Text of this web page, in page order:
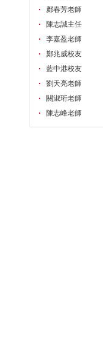
鄺春芳老師
陳志誠主任
李嘉盈老師
鄭兆威校友
藍中港校友
劉天亮老師
關淑珩老師
陳志峰老師